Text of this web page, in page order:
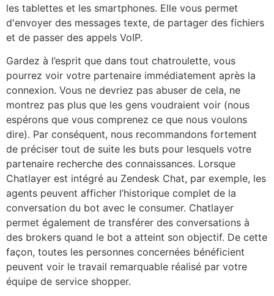
les tablettes et les smartphones. Elle vous permet
d'envoyer des messages texte, de partager des fichiers
et de passer des appels VoIP.
Gardez à l’esprit que dans tout chatroulette, vous
pourrez voir votre partenaire immédiatement après la
connexion. Vous ne devriez pas abuser de cela, ne
montrez pas plus que les gens voudraient voir (nous
espérons que vous comprenez ce que nous voulons
dire). Par conséquent, nous recommandons fortement
de préciser tout de suite les buts pour lesquels votre
partenaire recherche des connaissances. Lorsque
Chatlayer est intégré au Zendesk Chat, par exemple, les
agents peuvent afficher l’historique complet de la
conversation du bot avec le consumer. Chatlayer
permet également de transférer des conversations à
des brokers quand le bot a atteint son objectif. De cette
façon, toutes les personnes concernées bénéficient
peuvent voir le travail remarquable réalisé par votre
équipe de service shopper.